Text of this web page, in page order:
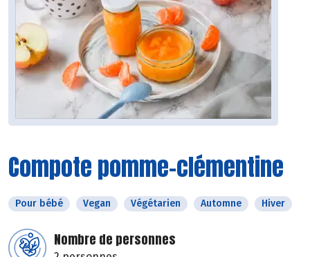
Compote pomme-clémentine
Pour bébé Vegan Végétarien Automne Hiver
Nombre de personnes